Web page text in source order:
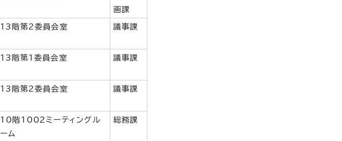
画課
13階第2委員会室 議事課
13階第1委員会室 議事課
13階第2委員会室 議事課
10階1002ミーティングル
ーム
総務課